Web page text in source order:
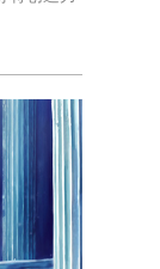
义非凡。